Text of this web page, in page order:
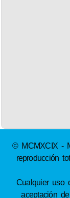
© MCMXCIX -
reproducción
Cualquier uso
aceptación